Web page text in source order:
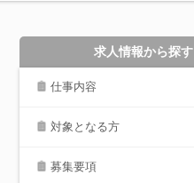
求人情報から探す
仕事内容
対象となる方
募集要項